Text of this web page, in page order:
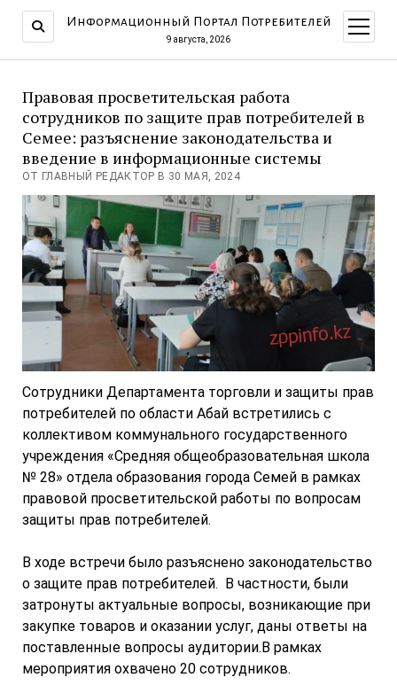
Информационный Портал Потребителей
9 августа, 2026
меню
Правовая просветительская работа
сотрудников по защите прав потребителей в
Семее: разъяснение законодательства и
введение в информационные системы
ОТ ГЛАВНЫЙ РЕДАКТОР В 30 МАЯ, 2024
Сотрудники Департамента торговли и защиты прав
потребителей по области Абай встретились с
коллективом коммунального государственного
учреждения «Средняя общеобразовательная школа
№ 28» отдела образования города Семей в рамках
правовой просветительской работы по вопросам
защиты прав потребителей.
В ходе встречи было разъяснено законодательство
о защите прав потребителей. В частности, были
затронуты актуальные вопросы, возникающие при
закупке товаров и оказании услуг, даны ответы на
поставленные вопросы аудитории.В рамках
мероприятия охвачено 20 сотрудников.